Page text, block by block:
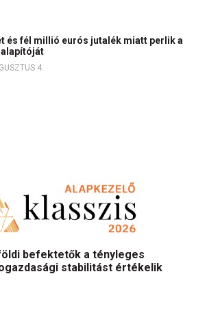
és fél millió eurós jutalék miatt perlik a
alapítóját
4.
befektetők a tényleges
stabilitást értékelik